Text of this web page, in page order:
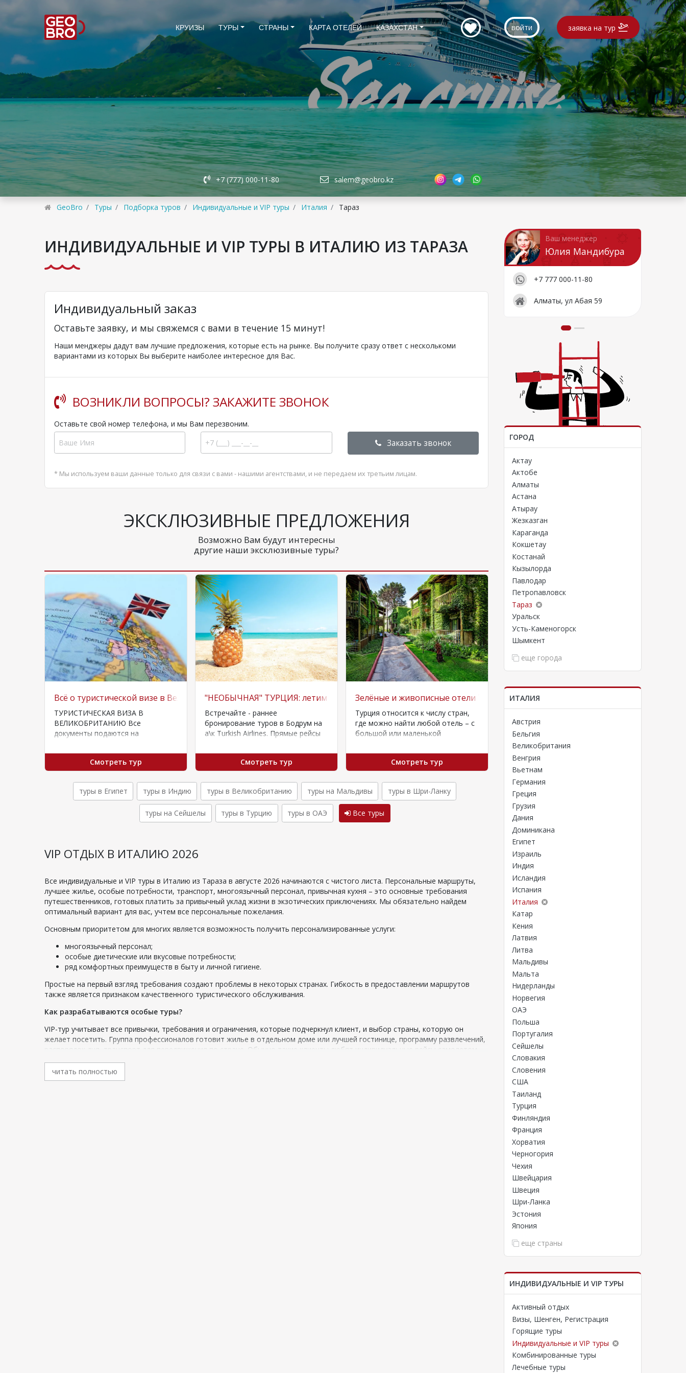
войти заявка на тур
КРУИЗЫ ТУРЫ СТРАНЫ КАРТА ОТЕЛЕЙ КАЗАХСТАН
+7 (777) 000-11-80 salem@geobro.kz
GeoBro Туры Подборка туров Индивидуальные и VIP туры Италия Тараз
ИНДИВИДУАЛЬНЫЕ И VIP ТУРЫ В ИТАЛИЮ ИЗ ТАРАЗА
Индивидуальный заказ
Оставьте заявку, и мы свяжемся с вами в течение 15 минут!
Наши менджеры дадут вам лучшие предложения, которые есть на рынке. Вы получите сразу ответ с несколькоми
вариантами из которых Вы выберите наиболее интересное для Вас.
ВОЗНИКЛИ ВОПРОСЫ? ЗАКАЖИТЕ ЗВОНОК
Оставьте свой номер телефона, и мы Вам перезвоним.
Заказать звонок
* Мы используем ваши данные только для связи с вами - нашими агентствами, и не передаем их третьим лицам.
ЭКСКЛЮЗИВНЫЕ ПРЕДЛОЖЕНИЯ
Возможно Вам будут интересны
другие наши эксклюзивные туры?
Всё о туристической визе в Великобританию
ТУРИСТИЧЕСКАЯ ВИЗА В
ВЕЛИКОБРИТАНИЮ Все
документы подаются на
оформления требуются
следующие
заграничный паспорт;Копии
предыдущих
виз;Анкета;Бронирование
Смотреть тур
"НЕОБЫЧНАЯ" ТУРЦИЯ: летим в Бодрум по предоплате 20 евро!
Встречайте - раннее
бронирование туров в Бодрум на
а\к Turkish Airlines. Прямые рейсы
Алматы - с…
Смотреть тур
Зелёные и живописные отели Турции
Турция относится к числу стран,
где можно найти любой отель – с
большой или маленькой
Смотреть тур
Отдых на Шри-Ланке!
буйных тропических красок,
очаровательных слонов и
ароматного чая. Сегодня это
настоящий тропический рай,
калейдоскоп…
туры в Египет туры в Индию туры в Великобританию туры на Мальдивы туры в Шри-Ланку
туры на Сейшелы туры в Турцию туры в ОАЭ Все туры
VIP ОТДЫХ В ИТАЛИЮ 2026
Все индивидуальные и VIP туры в Италию из Тараза в августе 2026 начинаются с чистого листа. Персональные маршруты,
лучшее жилье, особые потребности, транспорт, многоязычный персонал, привычная кухня – это основные требования
путешественников, готовых платить за привычный уклад жизни в экзотических приключениях. Мы обязательно найдем
оптимальный вариант для вас, учтем все персональные пожелания.
Основным приоритетом для многих является возможность получить персонализированные услуги:
многоязычный персонал;
особые диетические или вкусовые потребности;
ряд комфортных преимуществ в быту и личной гигиене.
Простые на первый взгляд требования создают проблемы в некоторых странах. Гибкость в предоставлении маршрутов
также является признаком качественного туристического обслуживания.
Как разрабатываются особые туры?
VIP-тур учитывает все привычки, требования и ограничения, которые подчеркнул клиент, и выбор страны, которую он
желает посетить. Группа профессионалов готовит жилье в отдельном доме или лучшей гостинице, программу развлечений,
распорядок дня, транспорт для передвижения по стране. Обычно такие клиенты любят индивидуальные рейсы самолетом.
оригинальных пожеланий и приключений. Готовый маршрут с деталями подается на утверждение, вносятся правки,
читать полностью
Ваш менеджер
Юлия Мандибура
+7 777 000-11-80
Алматы, ул Абая 59
ГОРОД
Актау
Актобе
Алматы
Астана
Атырау
Жезказган
Караганда
Кокшетау
Костанай
Кызылорда
Павлодар
Петропавловск
Тараз
Уральск
Усть-Каменогорск
Шымкент
еще города
ИТАЛИЯ
Австрия
Бельгия
Великобритания
Венгрия
Вьетнам
Германия
Греция
Грузия
Дания
Доминикана
Египет
Израиль
Индия
Исландия
Испания
Италия
Катар
Кения
Латвия
Литва
Мальдивы
Мальта
Нидерланды
Норвегия
ОАЭ
Польша
Португалия
Сейшелы
Словакия
Словения
США
Таиланд
Турция
Финляндия
Франция
Хорватия
Черногория
Чехия
Швейцария
Швеция
Шри-Ланка
Эстония
Япония
еще страны
ИНДИВИДУАЛЬНЫЕ И VIP ТУРЫ
Активный отдых
Визы, Шенген, Регистрация
Горящие туры
Индивидуальные и VIP туры
Комбинированные туры
Лечебные туры